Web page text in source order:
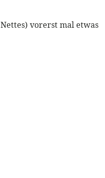
vorerst mal etwas